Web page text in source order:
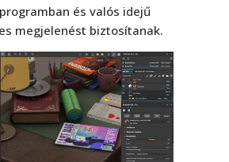
és valós idejű
megjelenést biztosítanak.